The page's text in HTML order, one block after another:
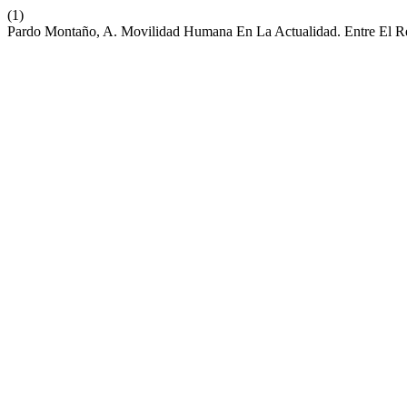
(1)
Pardo Montaño, A. Movilidad Humana En La Actualidad. Entre El